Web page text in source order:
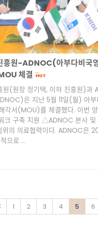
흥원-ADNOC(아부다비국
체결
원(원장 정기택, 이하 진흥원)과
은 지난 5월 11일(월) 아
각서(MOU)를 체결했다. 이번
크 구축 지원 △ADNOC 본사 및
위의 의료협력이다. ADNOC은
으로 …
1 2 3 4 5 6